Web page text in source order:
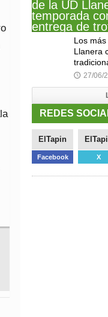
Los
Llanera
🕔 27/06/
REDES
ElTapin
Facebook X